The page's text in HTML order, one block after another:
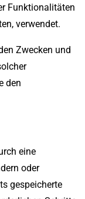
Funktionalitäten
verwendet.
Zwecken und
den
eine
oder
gespeicherte